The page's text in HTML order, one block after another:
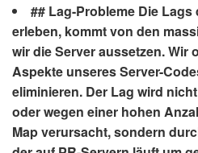
## Lag-Probleme Die
erleben, kommt von den
wir die Server aussetzen. Wir
Aspekte unseres Server-
eliminieren. Der Lag wird
oder wegen einer hohen
Map verursacht, sondern